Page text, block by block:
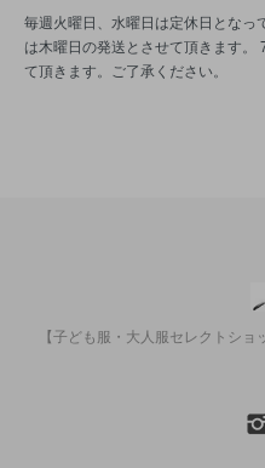
毎週火曜日、水曜日は定休日となっ
は木曜日の発送とさせて頂きます
て頂きます。ご了承ください。
【子ども服・大人服セレクトショ